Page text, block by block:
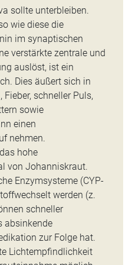
sollte unterbleiben.
wie diese die
im synaptischen
verstärkte zentrale und
auslöst, ist ein
Dies äußert sich in
schneller Puls,
sowie
einen
nehmen.
hohe
von Johanniskraut.
Enzymsysteme (CYP-
werden (z.
schneller
absinkende
zur Folge hat.
Lichtempfindlichkeit